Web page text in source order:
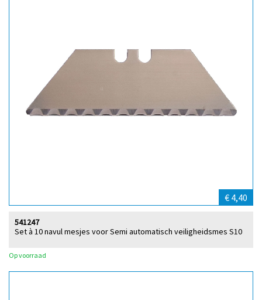
€ 4,40
Set à 10 navul mesjes voor Semi automatisch veiligheidsmes S10
541247
Op voorraad